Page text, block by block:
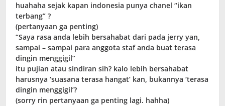
huahaha sejak kapan indonesia punya chanel “ikan
terbang” ?
(pertanyaan ga penting)
“Saya rasa anda lebih bersahabat dari pada jerry yan,
sampai – sampai para anggota staf anda buat terasa
dingin menggigil”
itu pujian atau sindiran sih? kalo lebih bersahabat
harusnya ‘suasana terasa hangat’ kan, bukannya ‘terasa
dingin menggigil’?
(sorry rin pertanyaan ga penting lagi. hahha)